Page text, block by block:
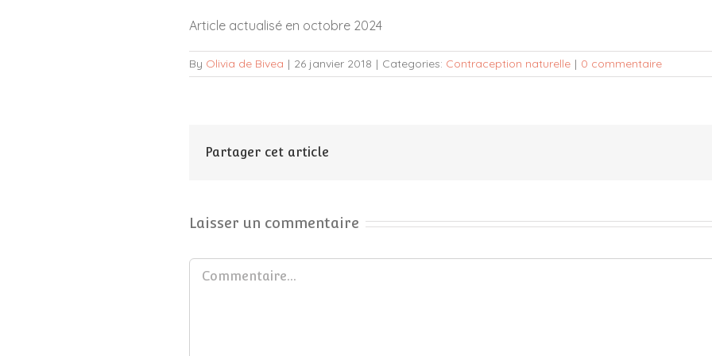
Article actualisé en octobre 2024
By Olivia de Bivea | 26 janvier 2018 | Categories: Contraception naturelle | 0 commentaire
Partager cet article
Laisser un commentaire
Commentaire